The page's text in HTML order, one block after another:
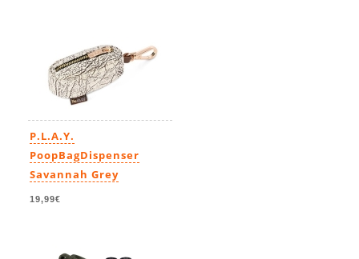
P.L.A.Y.
PoopBagDispenser
Savannah Grey
19,99€